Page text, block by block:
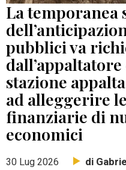
La temporanea
pubblici va
stazione
ad alleggerire
finanziarie di
economici
30 Lug 2026 di